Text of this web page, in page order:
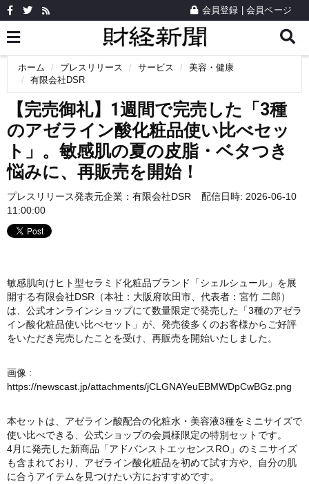
会員登録 会員ページ
ホーム プレスリリース サービス
美容・健康
有限会社DSR
【完売御礼】1週間で完売した「3種
のアゼライン酸化粧品使い比べセッ
ト」。敏感肌の夏の皮脂・ベタつき
悩みに、再販売を開始！
プレスリリース発表元企業： 有限会社DSR
配信日時: 2026-06-10
11:00:00
敏感肌向けヒト型セラミド化粧品ブランド「シェルシュール」を展
開する有限会社DSR（本社：大阪府吹田市、代表者：宮竹 二郎）
は、公式オンラインショップにて数量限定で発売した「3種のアゼラ
イン酸化粧品使い比べセット」が、発売後多くのお客様からご好評
をいただき完売したことを受け、再販売を開始いたしました。
画像 :
https://newscast.jp/attachments/jCLGNAYeuEBMWDpCwBGz.png
本セットは、アゼライン酸配合の化粧水・美容液3種をミニサイズで
使い比べできる、公式ショップの会員様限定の特別セットです。
4月に発売した新商品「アドバンストエッセンスRO」のミニサイズ
も含まれており、アゼライン酸化粧品を初めて試す方や、自分の肌
に合うアイテムを見つけたい方におすすめです。